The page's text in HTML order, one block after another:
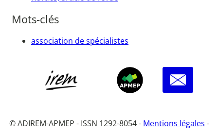
Mots-clés
association de spécialistes
© ADIREM-APMEP - ISSN 1292-8054 - Mentions légales -